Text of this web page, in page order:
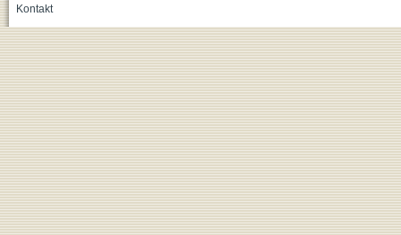
Kontakt